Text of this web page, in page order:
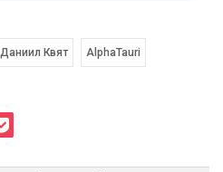
Даниил Квят AlphaTauri